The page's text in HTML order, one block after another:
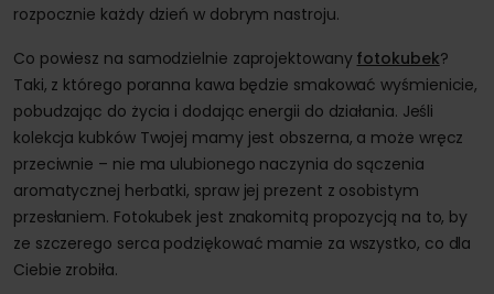
rozpocznie każdy dzień w dobrym nastroju.
Co powiesz na samodzielnie zaprojektowany fotokubek?
Taki, z którego poranna kawa będzie smakować wyśmienicie,
pobudzając do życia i dodając energii do działania. Jeśli
kolekcja kubków Twojej mamy jest obszerna, a może wręcz
przeciwnie – nie ma ulubionego naczynia do sączenia
aromatycznej herbatki, spraw jej prezent z osobistym
przesłaniem. Fotokubek jest znakomitą propozycją na to, by
ze szczerego serca podziękować mamie za wszystko, co dla
Ciebie zrobiła.